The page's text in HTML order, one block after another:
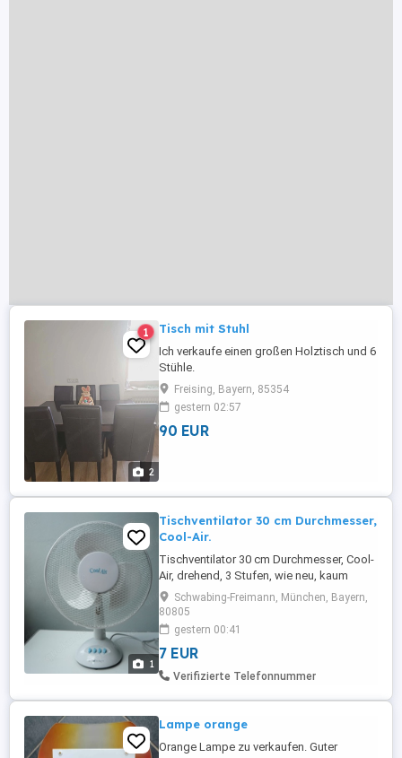
2
1 Tisch mit Stuhl
Ich verkaufe einen großen Holztisch und 6
Stühle.
Freising, Bayern, 85354
gestern 02:57
90 EUR
1
Tischventilator 30 cm Durchmesser,
Cool-Air.
Tischventilator 30 cm Durchmesser, Cool-
Air, drehend, 3 Stufen, wie neu, kaum
benutzt. Nur gegen Abholung.
Schwabing-Freimann, München, Bayern,
80805
gestern 00:41
7 EUR
Verifizierte Telefonnummer
Lampe orange
Orange Lampe zu verkaufen. Guter